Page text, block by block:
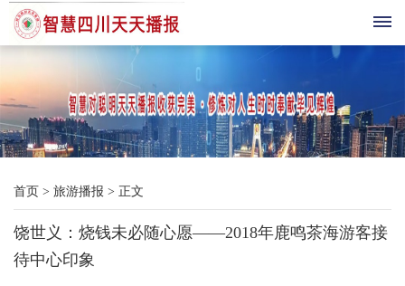
首
综
合
播
首页 > 旅游播报 > 正文
饶世义：烧钱未必随心愿——2018年鹿鸣茶海游客接
待中心印象